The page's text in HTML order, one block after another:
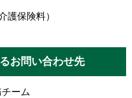
護保険料）
お問い合わせ先
ーム